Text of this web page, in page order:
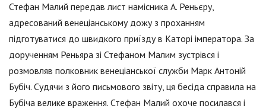
Стефан Малий передав лист намісника А. Реньєру,
адресований венеціанському дожу з проханням
підготуватися до швидкого приїзду в Каторі імператора. За
дорученням Реньяра зі Стефаном Малим зустрівся і
розмовляв полковник венеціанської служби Марк Антоній
Бубіч. Судячи з його письмового звіту, ця бесіда справила на
Бубіча велике враження. Стефан Малий охоче посилався і